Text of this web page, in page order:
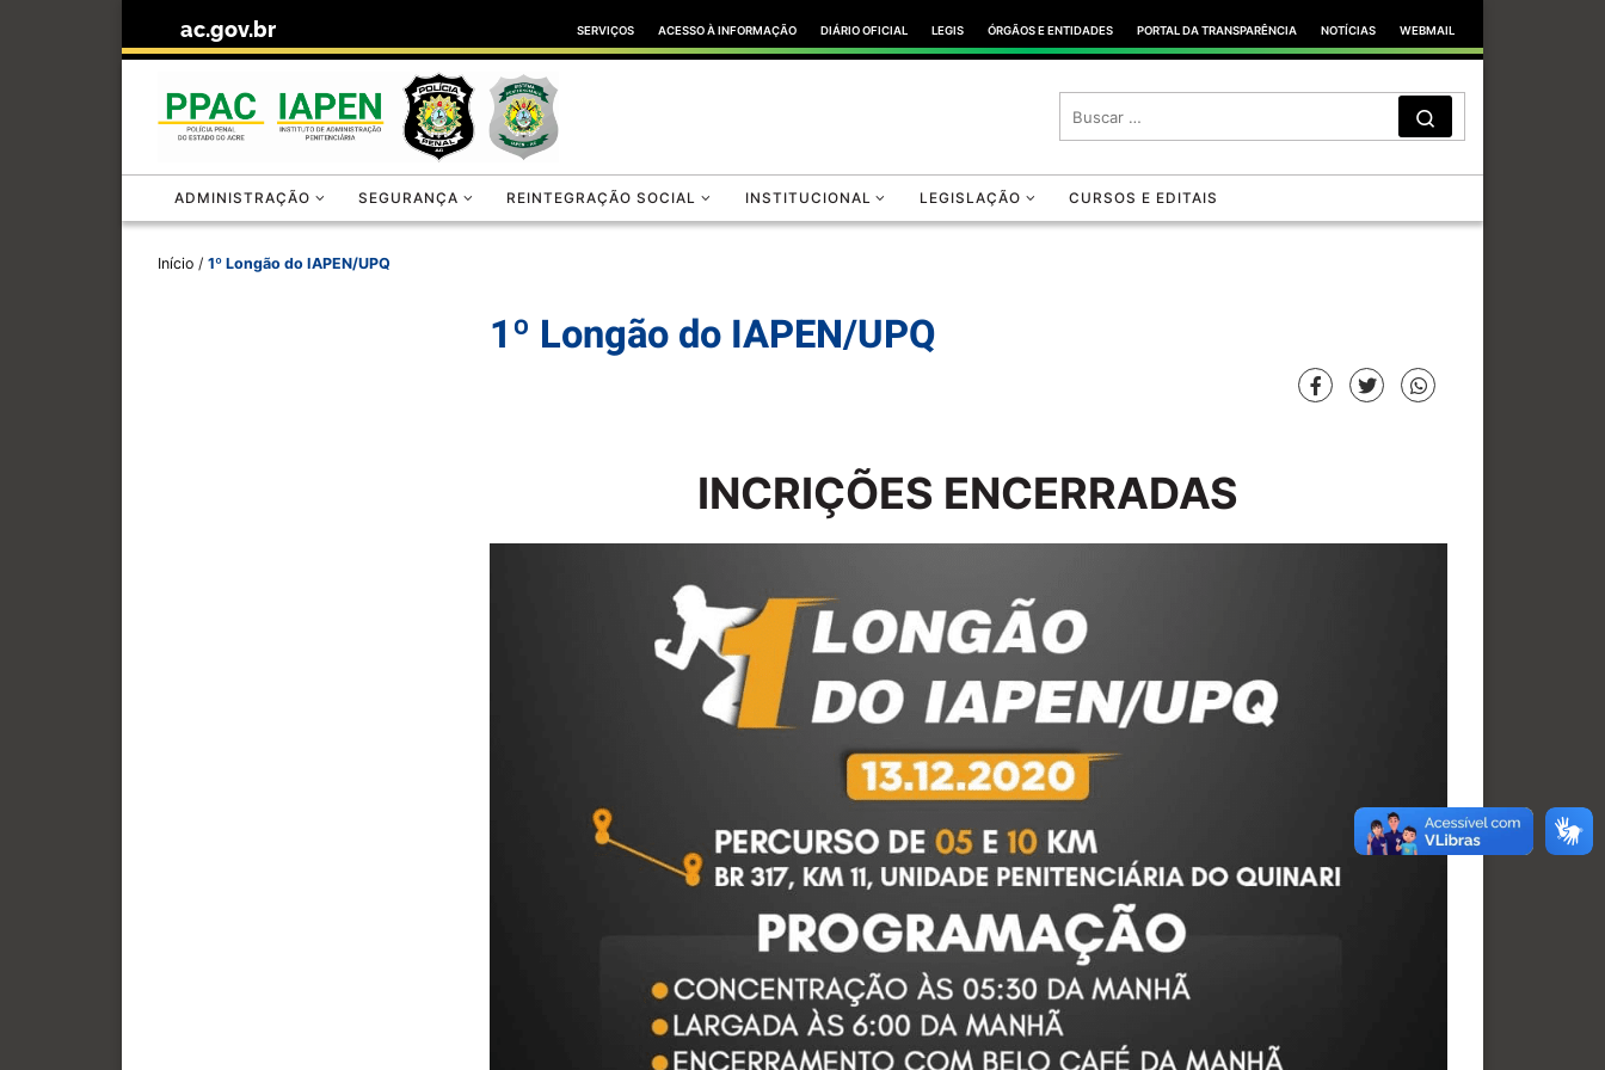
ac.gov.br SERVIÇOS ACESSO À INFORMAÇÃO DIÁRIO OFICIAL LEGIS ÓRGÃOS E ENTIDADES PORTAL DA TRANSPARÊNCIA NOTÍCIAS WEBMAIL
SEARCH
ADMINISTRAÇÃO SEGURANÇA REINTEGRAÇÃO SOCIAL INSTITUCIONAL LEGISLAÇÃO CURSOS E EDITAIS
Início / 1º Longão do IAPEN/UPQ
1º Longão do IAPEN/UPQ
INCRIÇÕES ENCERRADAS